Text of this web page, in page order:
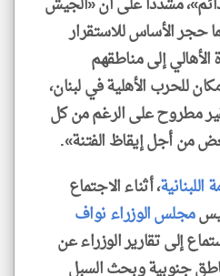
حجر الأساس للاستقرار
إلى مناطقهم
للحرب الأهلية في لبنان،
مطروح على الرغم من كل
من أجل إيقاظ الفتنة».
اللبنانية، أثناء الاجتماع
مجلس الوزراءنواف
إلى تقارير الوزراء عن
جنوبية وبحث السبل